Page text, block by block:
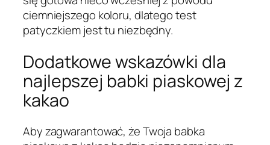
ciemniejszego koloru, dlatego test
patyczkiem jest tu niezbędny.
Dodatkowe wskazówki dla
najlepszej babki piaskowej z
kakao
Aby zagwarantować, że Twoja babka